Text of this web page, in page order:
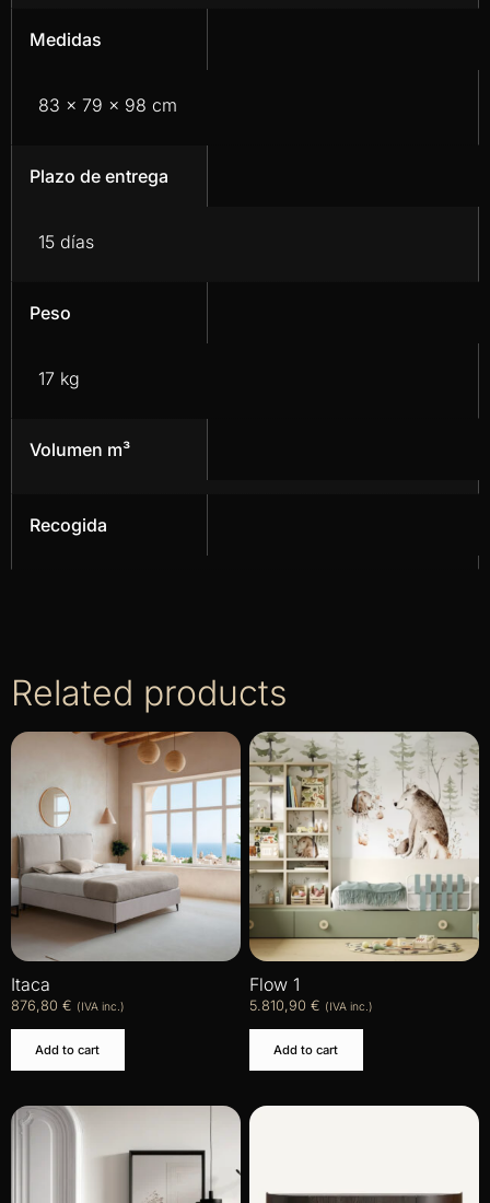
Medidas
83 x 79 x 98 cm
Plazo de entrega
15 días
Peso
17 kg
Volumen m³
Recogida
Related products
Itaca
876,80 € (IVA inc.)
Add to cart
Flow 1
5.810,90 € (IVA inc.)
Add to cart